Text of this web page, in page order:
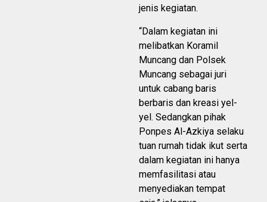
jenis kegiatan.
“Dalam kegiatan ini
melibatkan Koramil
Muncang dan Polsek
Muncang sebagai juri
untuk cabang baris
berbaris dan kreasi yel-
yel. Sedangkan pihak
Ponpes Al-Azkiya selaku
tuan rumah tidak ikut serta
dalam kegiatan ini hanya
memfasilitasi atau
menyediakan tempat